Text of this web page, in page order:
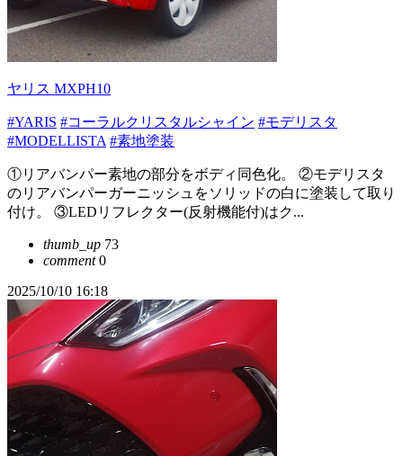
ヤリス MXPH10
#YARIS #コーラルクリスタルシャイン #モデリスタ
#MODELLISTA #素地塗装
①リアバンパー素地の部分をボディ同色化。 ②モデリスタ
のリアバンパーガーニッシュをソリッドの白に塗装して取り
付け。 ③LEDリフレクター(反射機能付)はク...
thumb_up 73
comment0
2025/10/10 16:18